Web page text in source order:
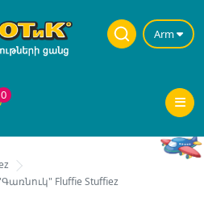
Arm
0
Fluffie Stuffiez